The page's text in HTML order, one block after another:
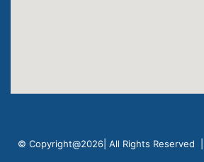
© Copyright@2026| All Rights Reserved |